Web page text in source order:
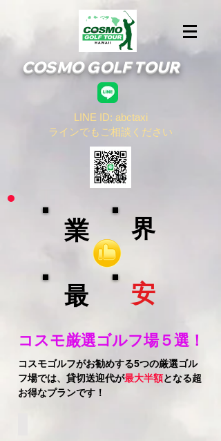
COSMO GOLF TOUR
LINE ID: abctaxi
​ラインでもご相談ください
業 界
最 安
コスモ厳選ゴルフ場５選！
コスモゴルフがお勧めする5つの厳選ゴル
フ場では、貸切送迎代が最大半額となる超
お得なプランです！